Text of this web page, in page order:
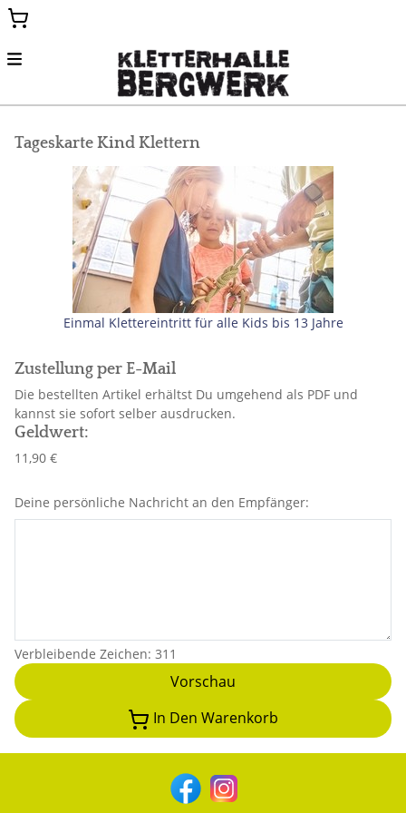
Menu
WERTGUTSCHEIN
KURSGUTSCHEIN
ZURÜCK ZUR HAUPTSEITE
Tageskarte Kind Klettern
Einmal Klettereintritt für alle Kids bis 13 Jahre
Zustellung per E-Mail
Die bestellten Artikel erhältst Du umgehend als PDF und
kannst sie sofort selber ausdrucken.
Geldwert:
11,90 €
Deine persönliche Nachricht an den Empfänger:
Verbleibende Zeichen: 311
Vorschau
In Den Warenkorb